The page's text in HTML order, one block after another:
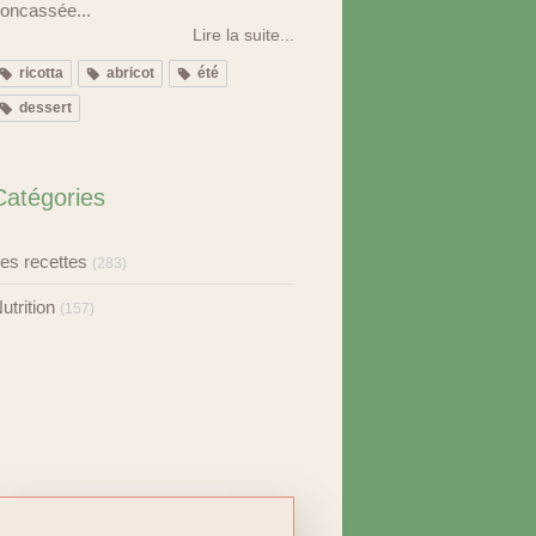
Lire la suite...
ricotta abricot été
dessert
recettes (283)
(157)